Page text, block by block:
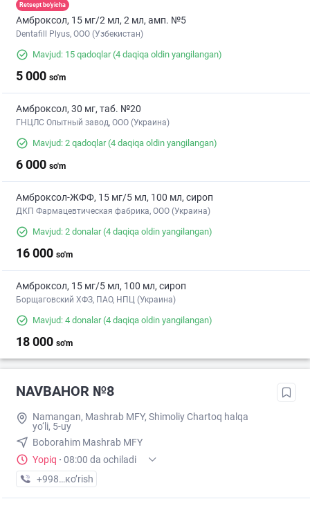
Retsept bo'yicha
Амброксол, 15 мг/2 мл, 2 мл, амп. №5
Dentafill Plyus, ООО (Узбекистан)
Mavjud: 15 qadoqlar(4 daqiqa oldin yangilangan)
5 000 so'm
Амброксол, 30 мг, таб. №20
ГНЦЛС Опытный завод, ООО (Украина)
Mavjud: 2 qadoqlar(4 daqiqa oldin yangilangan)
6 000 so'm
Амброксол-ЖФФ, 15 мг/5 мл, 100 мл, сироп
ДКП Фармацевтическая фабрика, ООО (Украина)
Mavjud: 2 donalar(4 daqiqa oldin yangilangan)
16 000 so'm
Амброксол, 15 мг/5 мл, 100 мл, сироп
Борщаговский ХФЗ, ПАО, НПЦ (Украина)
Mavjud: 4 donalar(4 daqiqa oldin yangilangan)
18 000 so'm
NAVBAHOR №8
Namangan, Mashrab MFY, Shimoliy Chartoq halqa
yo‘li, 5-uy
Boborahim Mashrab MFY
Yopiq · 08:00 da ochiladi
+998 (91) XXX-XX-XX
кo’rish